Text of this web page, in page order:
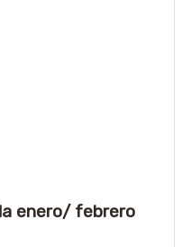
enero/ febrero